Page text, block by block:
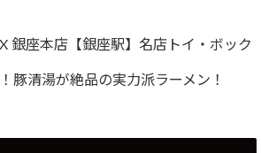
銀座本店【銀座駅】名店トイ・ボック
豚清湯が絶品の実力派ラーメン！